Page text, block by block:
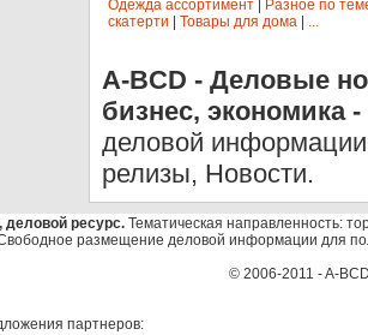
Одежда ассортимент
Разное по
скатерти
Товары для дома ...
A-BCD - Деловые
бизнес, экономика
деловой
релизы, Новости.
ресурс. Тематическая направленность:
размещение деловой информации для
© 2006-2011 - A-
партнеров: